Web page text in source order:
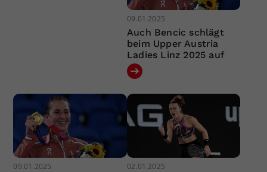
09.01.2025
Auch Bencic schlägt
beim Upper Austria
Ladies Linz 2025 auf
09.01.2025 02.01.2025